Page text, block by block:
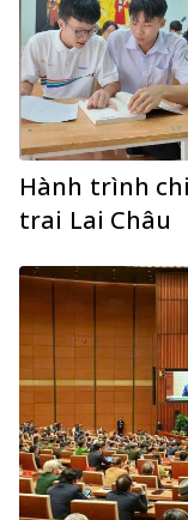
Hành trình
trai Lai Châu